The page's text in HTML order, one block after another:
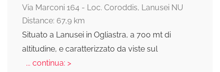
Via Marconi 164 - Loc. Coroddis, Lanusei NU
Distance: 67,9 km
Situato a Lanusei in Ogliastra, a 700 mt di
altitudine, e caratterizzato da viste sul
... continua: >